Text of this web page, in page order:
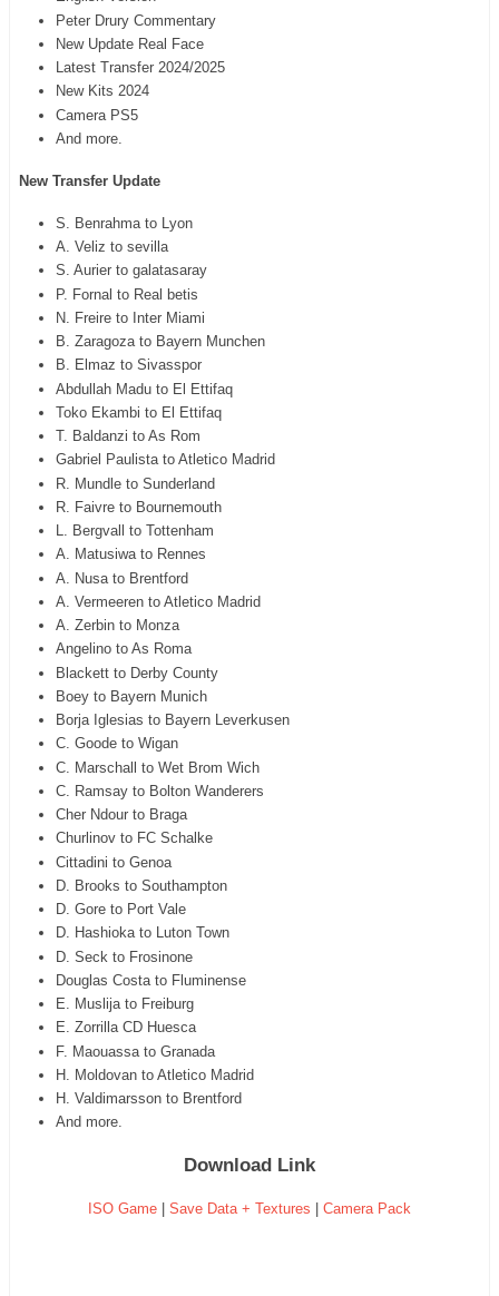
Peter Drury Commentary
New Update Real Face
Latest Transfer 2024/2025
New Kits 2024
Camera PS5
And more.
New Transfer Update
S. Benrahma to Lyon
A. Veliz to sevilla
S. Aurier to galatasaray
P. Fornal to Real betis
N. Freire to Inter Miami
B. Zaragoza to Bayern Munchen
B. Elmaz to Sivasspor
Abdullah Madu to El Ettifaq
Toko Ekambi to El Ettifaq
T. Baldanzi to As Rom
Gabriel Paulista to Atletico Madrid
R. Mundle to Sunderland
R. Faivre to Bournemouth
L. Bergvall to Tottenham
A. Matusiwa to Rennes
A. Nusa to Brentford
A. Vermeeren to Atletico Madrid
A. Zerbin to Monza
Angelino to As Roma
Blackett to Derby County
Boey to Bayern Munich
Borja Iglesias to Bayern Leverkusen
C. Goode to Wigan
C. Marschall to Wet Brom Wich
C. Ramsay to Bolton Wanderers
Cher Ndour to Braga
Churlinov to FC Schalke
Cittadini to Genoa
D. Brooks to Southampton
D. Gore to Port Vale
D. Hashioka to Luton Town
D. Seck to Frosinone
Douglas Costa to Fluminense
E. Muslija to Freiburg
E. Zorrilla CD Huesca
F. Maouassa to Granada
H. Moldovan to Atletico Madrid
H. Valdimarsson to Brentford
And more.
Download Link
ISO Game Save Data + Textures Camera Pack